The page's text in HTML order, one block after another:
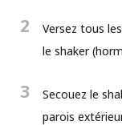
2
Versez tous
le shaker
3
Secouez le
parois